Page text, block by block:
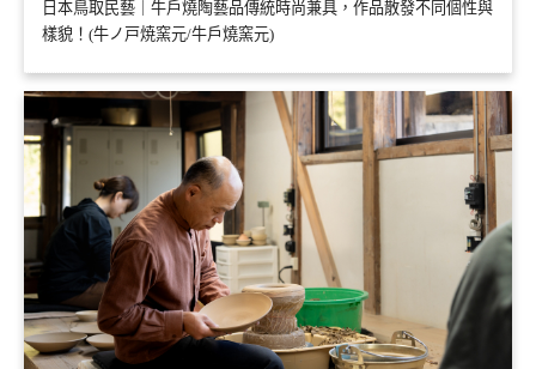
日本鳥取民藝｜牛戶燒陶藝品傳統時尚兼具，作品散發不同個性與
樣貌！(牛ノ戸焼窯元/牛戶燒窯元)